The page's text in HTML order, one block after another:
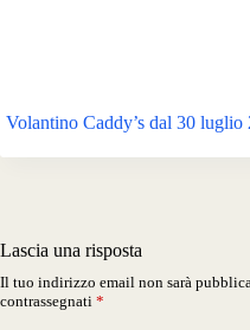
Volantino Caddy’s dal 30 luglio
Lascia una risposta
Il tuo indirizzo email non sarà
contrassegnati *